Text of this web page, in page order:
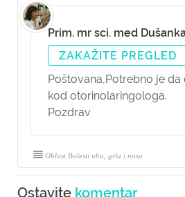
Prim. mr sci. med
ZAKAŽITE PREGLED
Poštovana,Potrebno je da
kod otorinolaringologa.
Pozdrav
Oblast Bolesti uha, grla i nosa
Ostavite komentar